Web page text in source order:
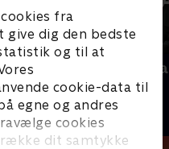
fra
dig den bedste
og til at
cookie-data til
egne og andres
cookies
dit samtykke
Nyheder